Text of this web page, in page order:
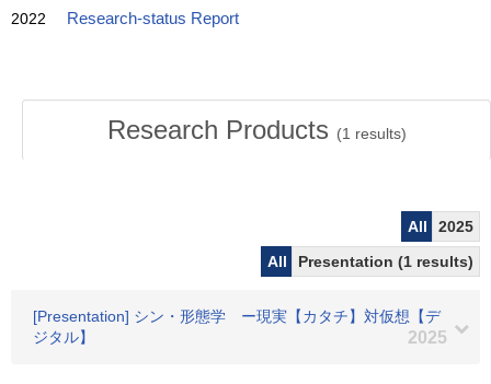
2022 Research-status Report
Research Products (1 results)
All
2025
All
Presentation (1 results)
[Presentation] シン・形態学 ー現実【カタチ】対仮想【デ
ジタル】
2025